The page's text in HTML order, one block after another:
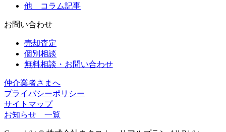
他 コラム記事
お問い合わせ
売却査定
個別相談
無料相談・お問い合わせ
仲介業者さまへ
プライバシーポリシー
サイトマップ
お知らせ 一覧